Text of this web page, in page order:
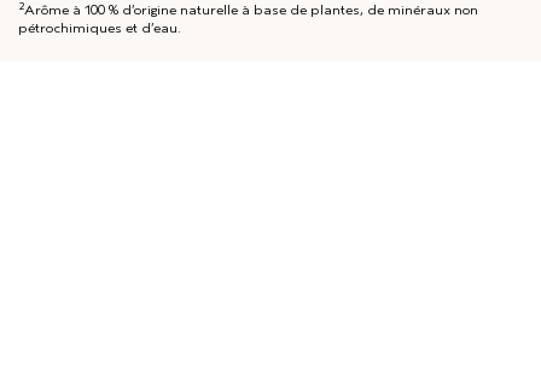
2Arôme à 100 % d’origine naturelle à base de plantes, de minéraux non
pétrochimiques et d’eau.